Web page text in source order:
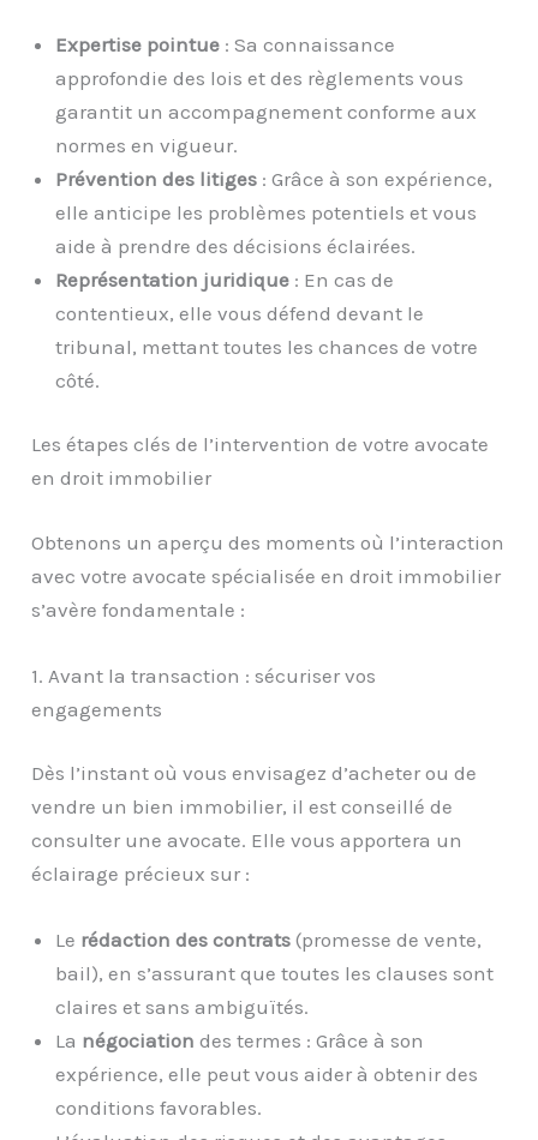
Expertise pointue : Sa connaissance
approfondie des lois et des règlements vous
garantit un accompagnement conforme aux
normes en vigueur.
Prévention des litiges : Grâce à son expérience,
elle anticipe les problèmes potentiels et vous
aide à prendre des décisions éclairées.
Représentation juridique : En cas de
contentieux, elle vous défend devant le
tribunal, mettant toutes les chances de votre
côté.
Les étapes clés de l’intervention de votre avocate
en droit immobilier
Obtenons un aperçu des moments où l’interaction
avec votre avocate spécialisée en droit immobilier
s’avère fondamentale :
1. Avant la transaction : sécuriser vos
engagements
Dès l’instant où vous envisagez d’acheter ou de
vendre un bien immobilier, il est conseillé de
consulter une avocate. Elle vous apportera un
éclairage précieux sur :
Le rédaction des contrats (promesse de vente,
bail), en s’assurant que toutes les clauses sont
claires et sans ambiguïtés.
La négociation des termes : Grâce à son
expérience, elle peut vous aider à obtenir des
conditions favorables.